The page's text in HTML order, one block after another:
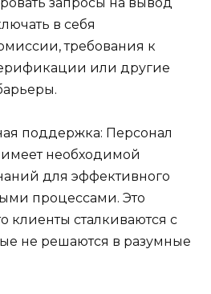
в себя
требования к
или другие
поддержка: Персонал
необходимой
для эффективного
процессами. Это
клиенты сталкиваются с
не решаются в разумные